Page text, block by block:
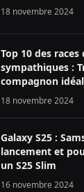
18 novembre 2024
Top 10 des
sympathiques :
compagnon idéal
18 novembre 2024
Galaxy S25 :
lancement et
un S25 Slim
16 novembre 2024